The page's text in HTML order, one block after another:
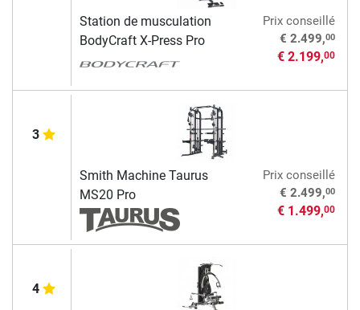
Station de musculation
BodyCraft X-Press Pro
Prix conseillé
€ 2.499,00
€ 2.199,00
3
Smith Machine Taurus
MS20 Pro
Prix conseillé
€ 2.499,00
€ 1.499,00
4